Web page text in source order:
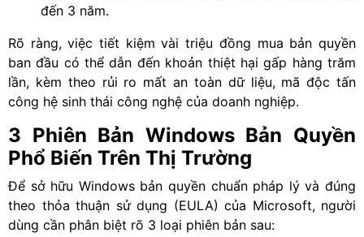
đến 3 năm.
Rõ ràng, việc tiết kiệm vài triệu đồng mua bản quyền
ban đầu có thể dẫn đến khoản thiệt hại gấp hàng trăm
lần, kèm theo rủi ro mất an toàn dữ liệu, mã độc tấn
công hệ sinh thái công nghệ của doanh nghiệp.
3 Phiên Bản Windows Bản Quyền
Phổ Biến Trên Thị Trường
Để sở hữu Windows bản quyền chuẩn pháp lý và đúng
theo thỏa thuận sử dụng (EULA) của Microsoft, người
dùng cần phân biệt rõ 3 loại phiên bản sau: